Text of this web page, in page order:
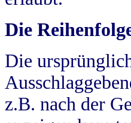
Die
Die
z.B. nach der